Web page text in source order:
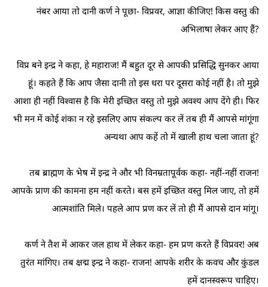
नंबर आया तो दानी कर्ण ने पूछा- विप्रवर, आज्ञा कीजिए! किस वस्तु की
अभिलाषा लेकर आए हैं?
विप्र बने इन्द्र ने कहा, हे महाराज! मैं बहुत दूर से आपकी प्रसिद्धि सुनकर आया
हूं। कहते हैं कि आप जैसा दानी तो इस धरा पर दूसरा कोई नहीं है। तो मुझे
आशा ही नहीं विश्‍वास है कि मेरी इच्छित वस्तु तो मुझे अवश्य आप देंगे ही।‍ फिर
भी मन में कोई शंका न रहे इसलिए आप संकल्प कर लें तब ही मैं आपसे मांगूंगा
अन्यथा आप कहें तो में खाली हाथ चला जाता हूं?
तब ब्राह्मण के भेष में इन्द्र ने और भी विनम्रतापूर्वक कहा- नहीं-नहीं राजन!
आपके प्राण की कामना हम नहीं करते। बस हमें इच्छित वस्तु मिल जाए, तो हमें
आत्मशांति मिले। पहले आप प्रण कर लें तो ही मैं आपसे दान मांगू।
कर्ण ने तैश में आकर जल हाथ में लेकर कहा- हम प्रण करते हैं विप्रवर! अब
तुरंत मांगिए। तब क्षद्म इन्द्र ने कहा- राजन! आपके शरीर के कवच और कुंडल
हमें दानस्वरूप चाहिए।